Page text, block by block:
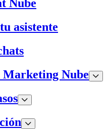
Nube
asistente
Nube